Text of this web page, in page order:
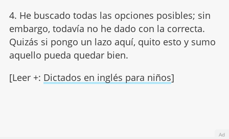
4. He buscado todas las opciones posibles; sin
embargo, todavía no he dado con la correcta.
Quizás si pongo un lazo aquí, quito esto y sumo
aquello pueda quedar bien.
[Leer +: Dictados en inglés para niños]
Ad